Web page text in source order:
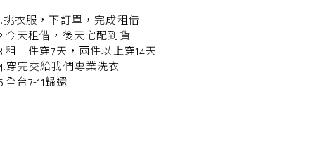
挑衣服，下訂單，完成租借
今天租借，後天宅配到貨
租一件穿7天，兩件以上穿14天
穿完交給我們專業洗衣
全台7-11歸還